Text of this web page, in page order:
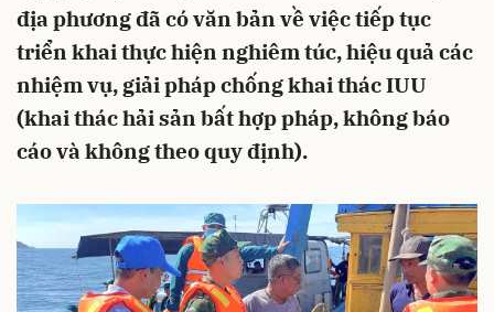
địa phương đã có văn bản về việc tiếp tục
triển khai thực hiện nghiêm túc, hiệu quả các
nhiệm vụ, giải pháp chống khai thác IUU
(khai thác hải sản bất hợp pháp, không báo
cáo và không theo quy định).